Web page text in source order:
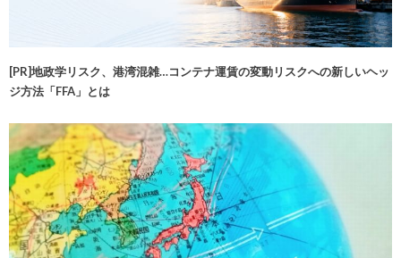
[PR]地政学リスク、港湾混雑…コンテナ運賃の変動リスクへの新しいヘッ
ジ方法「FFA」とは